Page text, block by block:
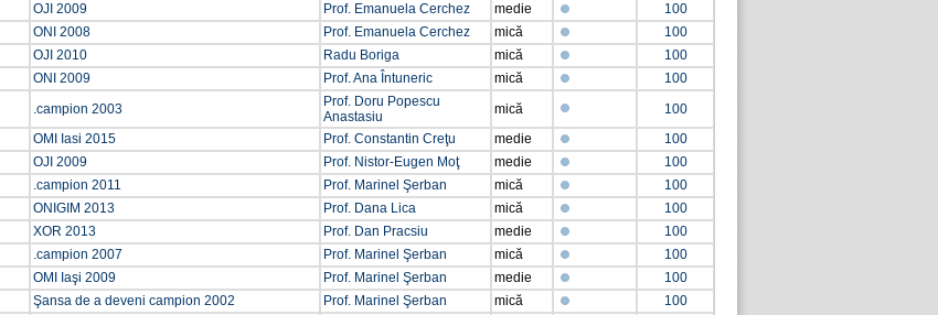
OJI 2009 Prof. Emanuela Cerchez medie
100
ONI 2008 Prof. Emanuela Cerchez mică
100
OJI 2010 Radu Boriga mică
100
ONI 2009 Prof. Ana Întuneric mică
100
.campion 2003
Prof. Doru Popescu
Anastasiu
mică
100
OMI Iasi 2015 Prof. Constantin Creţu medie
100
OJI 2009 Prof. Nistor-Eugen Moţ medie
100
.campion 2011 Prof. Marinel Şerban mică
100
ONIGIM 2013 Prof. Dana Lica mică
100
XOR 2013 Prof. Dan Pracsiu medie
100
.campion 2007 Prof. Marinel Şerban mică
100
OMI Iaşi 2009 Prof. Marinel Şerban medie
100
Şansa de a deveni campion 2002 Prof. Marinel Şerban mică
100